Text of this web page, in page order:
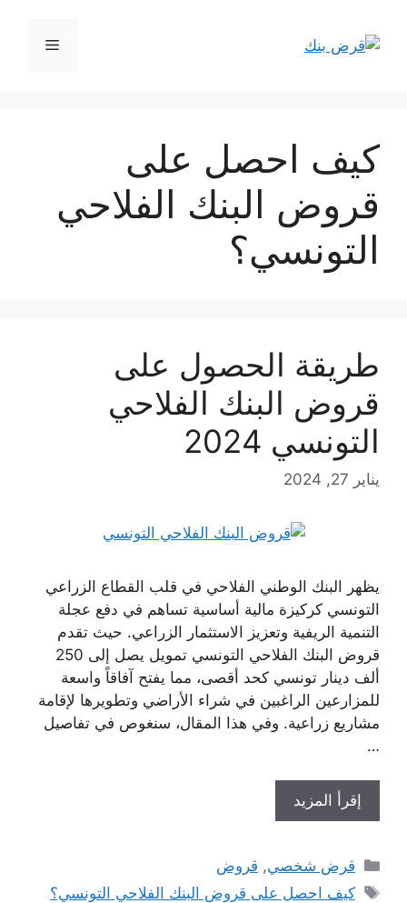
المحتوى
القائمة
كيف احصل على
قروض البنك الفلاحي
التونسي؟
طريقة الحصول على
قروض البنك الفلاحي
التونسي 2024
يناير 27, 2024
يظهر البنك الوطني الفلاحي في قلب القطاع الزراعي
التونسي كركيزة مالية أساسية تساهم في دفع عجلة
التنمية الريفية وتعزيز الاستثمار الزراعي. حيث تقدم
قروض البنك الفلاحي التونسي تمويل يصل إلى 250
ألف دينار تونسي كحد أقصى، مما يفتح آفاقاً واسعة
للمزارعين الراغبين في شراء الأراضي وتطويرها لإقامة
مشاريع زراعية. وفي هذا المقال، سنغوص في تفاصيل
…
إقرأ المزيد
التصنيفات
قرض شخصي, قروض
الوسوم
كيف احصل على قروض البنك الفلاحي التونسي؟